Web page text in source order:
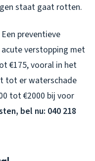
staat gaat rotten.
preventieve
verstopping met
€175, vooral in het
tot er waterschade
tot €2000 bij voor
bel nu: 040 218